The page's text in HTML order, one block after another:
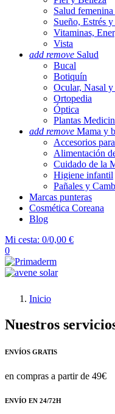
Salud
Sueño, Estrés
Vitaminas,
Vista
add remove Salud
Bucal
Botiquín
Ocular, Nasal
Ortopedia
Óptica
Plantas
add remove Mama y
Accesorios
Alimentación
Cuidado de la
Higiene infantil
Pañales y
Marcas punteras
Cosmética Coreana
Blog
Mi cesta: 0/0,00 €
0
Inicio
Nuestros
ENVÍOS GRATIS
en compras a partir de 49€
ENVÍO EN 24/72H